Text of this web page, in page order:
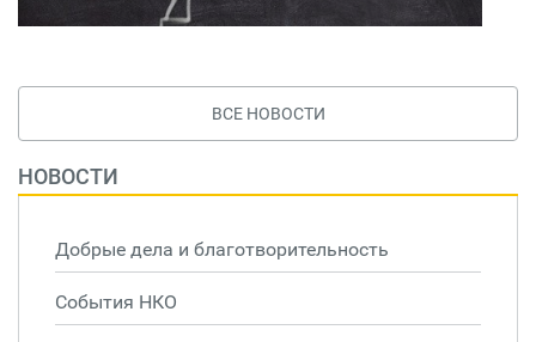
ВСЕ НОВОСТИ
НОВОСТИ
Добрые дела и благотворительность
События НКО